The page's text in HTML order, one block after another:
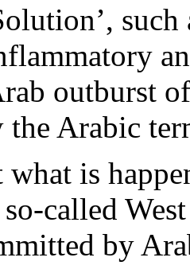
such
outburst
the Arabic
what is
so-called
by